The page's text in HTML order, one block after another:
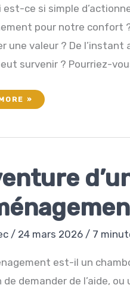
est-ce si simple
pour notre confort
une valeur ? De
survenir ? Pourriez-
»
/ 24 mars 2026 / 7
est-il un
demander de l’aide, ou